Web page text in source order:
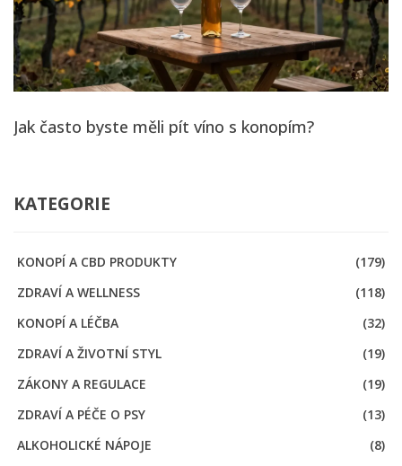
Jak často byste měli pít víno s konopím?
KATEGORIE
KONOPÍ A CBD PRODUKTY
(179)
ZDRAVÍ A WELLNESS
(118)
KONOPÍ A LÉČBA
(32)
ZDRAVÍ A ŽIVOTNÍ STYL
(19)
ZÁKONY A REGULACE
(19)
ZDRAVÍ A PÉČE O PSY
(13)
ALKOHOLICKÉ NÁPOJE
(8)